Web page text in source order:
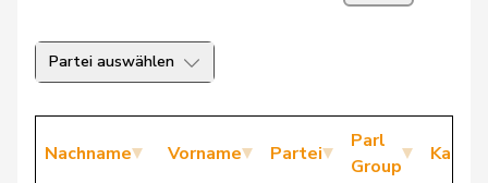
Partei auswählen
Nachname Vorname Partei
Parl
Group